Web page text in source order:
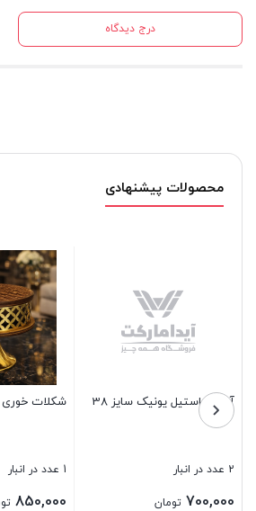
درج دیدگاه
محصولات پیشنهادی
ظرف فریزری مستطیل بیتا 1
تومان
سطل قفلی شفاف
تومان